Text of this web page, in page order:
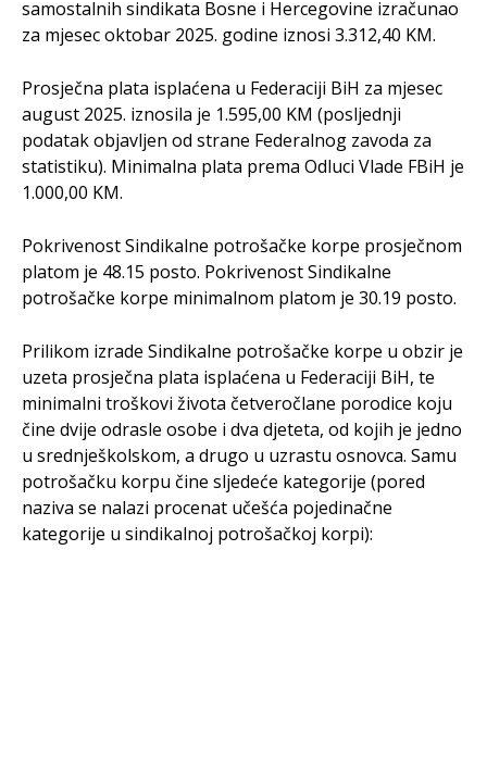
samostalnih sindikata Bosne i Hercegovine izračunao
za mjesec oktobar 2025. godine iznosi 3.312,40 KM.
Prosječna plata isplaćena u Federaciji BiH za mjesec
august 2025. iznosila je 1.595,00 KM (posljednji
podatak objavljen od strane Federalnog zavoda za
statistiku). Minimalna plata prema Odluci Vlade FBiH je
1.000,00 KM.
Pokrivenost Sindikalne potrošačke korpe prosječnom
platom je 48.15 posto. Pokrivenost Sindikalne
potrošačke korpe minimalnom platom je 30.19 posto.
Prilikom izrade Sindikalne potrošačke korpe u obzir je
uzeta prosječna plata isplaćena u Federaciji BiH, te
minimalni troškovi života četveročlane porodice koju
čine dvije odrasle osobe i dva djeteta, od kojih je jedno
u srednješkolskom, a drugo u uzrastu osnovca. Samu
potrošačku korpu čine sljedeće kategorije (pored
naziva se nalazi procenat učešća pojedinačne
kategorije u sindikalnoj potrošačkoj korpi):